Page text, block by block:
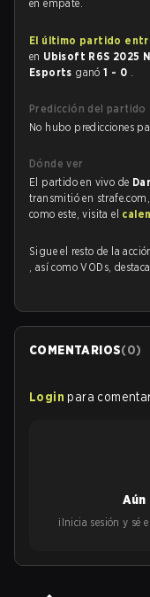
en empate.
El último partido
en Ubisoft R6S 2025
Esports ganó1 - 0 .
Predicción del partido
No hubo predicciones
Dónde ver
El partido en vivo de
transmitió en
como este, visita el
Sigue el resto de la
, así como VODs,
COMENTARIOS(0)
Login para
Aún
¡Inicia sesión y sé